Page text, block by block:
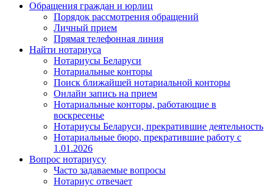
Обращения граждан и юрлиц
Порядок рассмотрения обращений
Личный прием
Прямая телефонная линия
Найти нотариуса
Нотариусы Беларуси
Нотариальные конторы
Поиск ближайшей нотариальной конторы
Онлайн запись на прием
Нотариальные конторы, работающие в
воскресенье
Нотариусы Беларуси, прекратившие деятельность
Нотариальные бюро, прекратившие работу с
1.01.2026
Вопрос нотариусу
Часто задаваемые вопросы
Нотариус отвечает